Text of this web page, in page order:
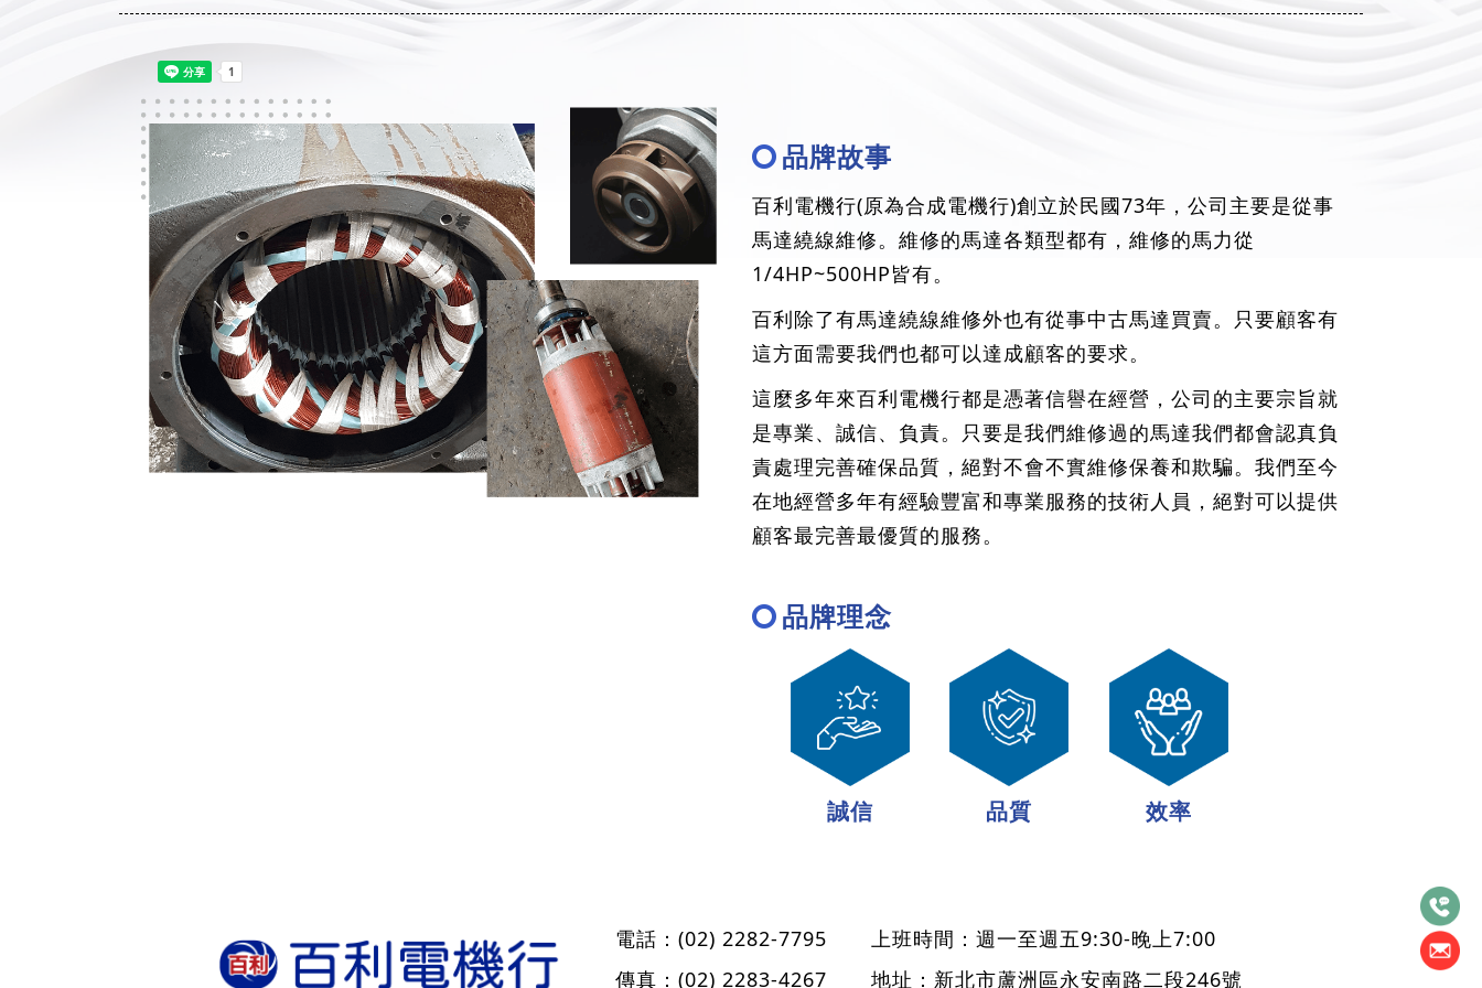
品牌故事
百利電機行(原為合成電機行)創立於民國73年，公司主要是從事
馬達繞線維修。維修的馬達各類型都有，維修的馬力從
1/4HP~500HP皆有。
百利除了有馬達繞線維修外也有從事中古馬達買賣。只要顧客有
這方面需要我們也都可以達成顧客的要求。
這麼多年來百利電機行都是憑著信譽在經營，公司的主要宗旨就
是專業、誠信、負責。只要是我們維修過的馬達我們都會認真負
責處理完善確保品質，絕對不會不實維修保養和欺騙。我們至今
在地經營多年有經驗豐富和專業服務的技術人員，絕對可以提供
顧客最完善最優質的服務。
品牌理念
誠信 品質 效率
電話：(02) 2282-7795
傳真：(02) 2283-4267
上班時間：週一至週五9:30-晚上7:00
地址：新北市蘆洲區永安南路二段246號